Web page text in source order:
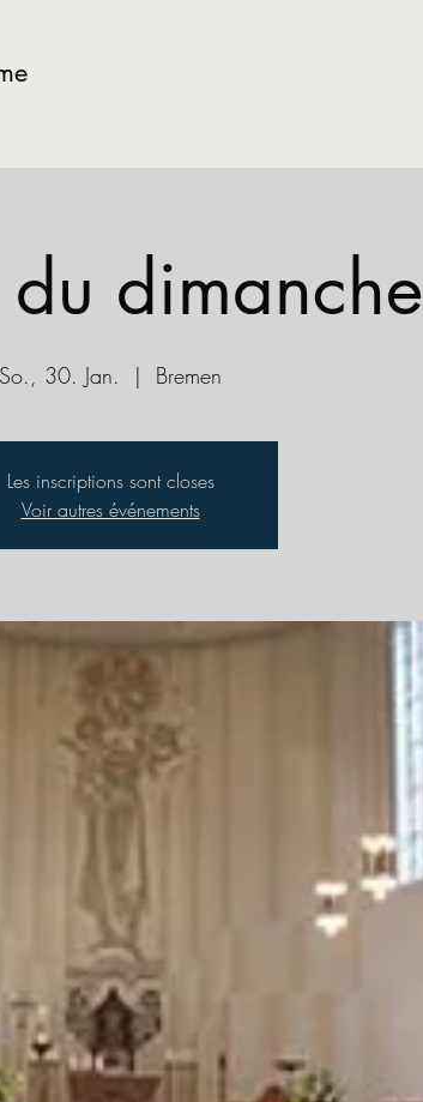
dimanche
So., 30. Jan.
  |
Bremen
Les inscriptions sont closes
Voir autres événements